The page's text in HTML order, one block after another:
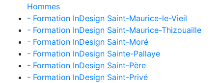
Hommes
- Formation InDesign Saint-Maurice-le-Vieil
- Formation InDesign Saint-Maurice-Thizouaille
- Formation InDesign Saint-Moré
- Formation InDesign Sainte-Pallaye
- Formation InDesign Saint-Père
- Formation InDesign Saint-Privé